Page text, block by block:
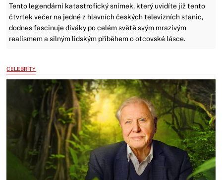
Tento legendární katastrofický snímek, který uvidíte již tento
čtvrtek večer na jedné z hlavních českých televizních stanic,
dodnes fascinuje diváky po celém světě svým mrazivým
realismem a silným lidským příběhem o otcovské lásce.
CELEBRITY